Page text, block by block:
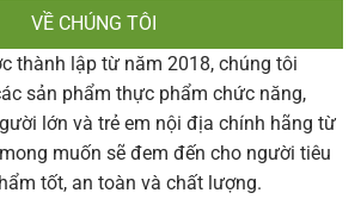
VỀ CHÚNG TÔI
thành lập từ năm 2018, chúng tôi
sản phẩm thực phẩm chức năng,
lớn và trẻ em nội địa chính hãng từ
muốn sẽ đem đến cho người tiêu
tốt, an toàn và chất lượng.